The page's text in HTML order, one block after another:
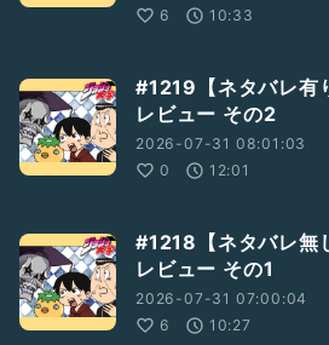
6
10:33
#1219【ネタバレ有
レビュー その2
2026-07-31 08:01:03
0
12:01
#1218【ネタバレ無
レビュー その1
2026-07-31 07:00:04
6
10:27